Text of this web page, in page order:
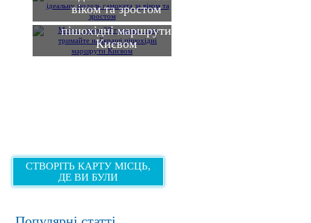
віком та зростом
Метро тепер 30 гривень,
тож тримайте найкращі
пішохідні маршрути
Києвом
СТВОРІТЬ КАРТУ МІСЦЬ,
ДЕ ВИ БУЛИ